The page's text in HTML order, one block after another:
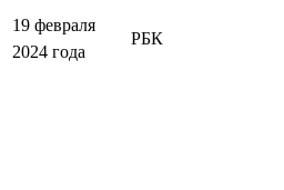
19 февраля
2024 года
РБК